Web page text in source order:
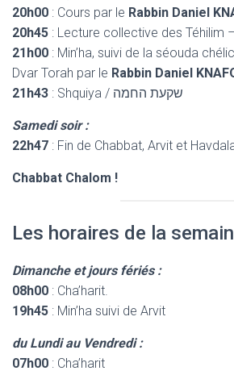
20h00 : Cours par le Rabbin Daniel
20h45 : Lecture collective des Téhilim
21h00 : Min’ha, suivi de la séouda
Dvar Torah par le Rabbin Daniel
21h43
: Shquiya / שקעת החמה
Samedi soir :
22h47 : Fin de Chabbat, Arvit et
Chabbat Chalom !
Les horaires de la
Dimanche et jours fériés :
08h00 : Cha’harit.
19h45 : Min’ha suivi de Arvit
du Lundi au Vendredi :
07h00 : Cha’harit